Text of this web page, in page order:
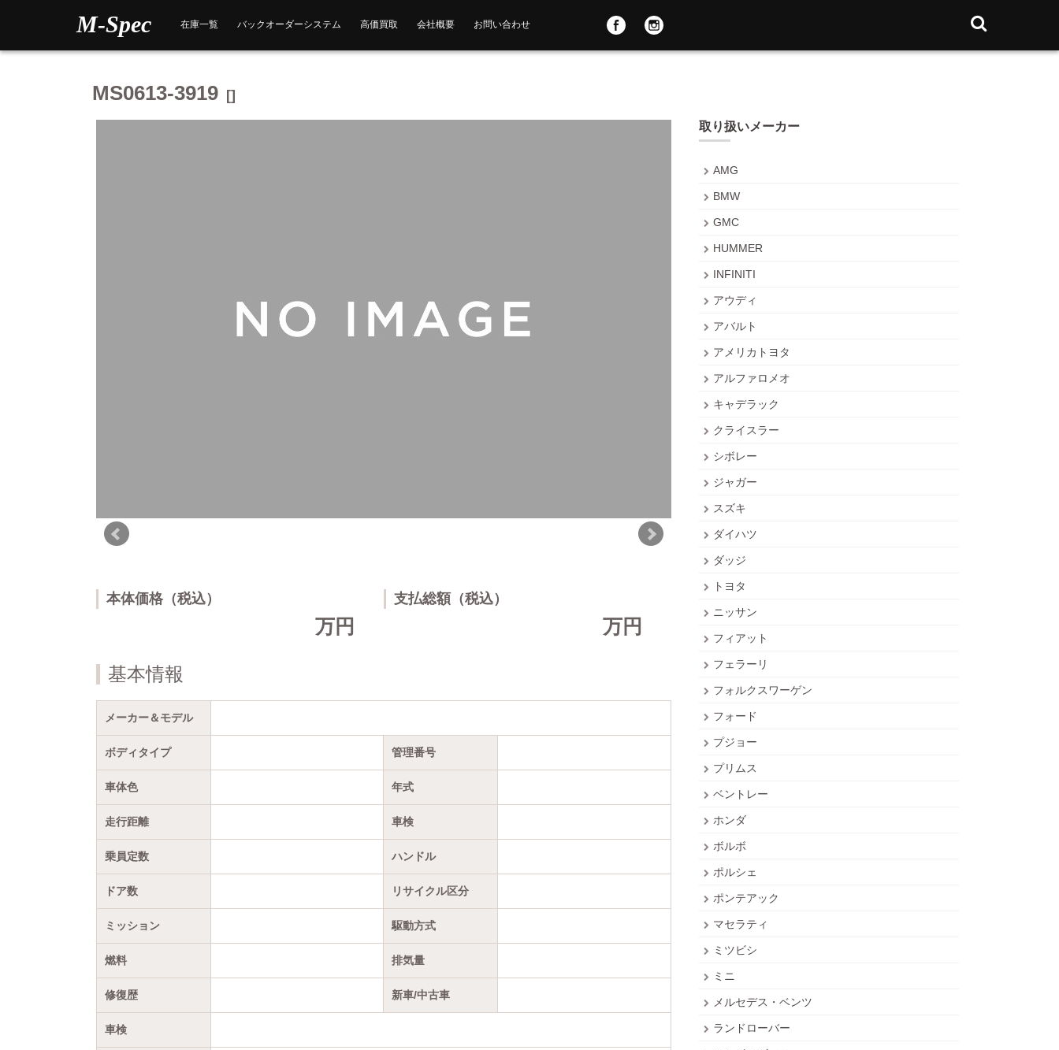
M-Spec 在庫一覧 バックオーダーシステム 高価買取 会社概要 お問い合わせ
MS0613-3919 []
本体価格（税込）
万円
支払総額（税込）
万円
基本情報
メーカー＆モデル
ボディタイプ 管理番号
車体色 年式
走行距離 車検
乗員定数 ハンドル
ドア数 リサイクル区分
ミッション 駆動方式
燃料 排気量
修復歴 新車/中古車
車検
取り扱いメーカー
AMG
BMW
GMC
HUMMER
INFINITI
アウディ
アバルト
アメリカトヨタ
アルファロメオ
キャデラック
クライスラー
シボレー
ジャガー
スズキ
ダイハツ
ダッジ
トヨタ
ニッサン
フィアット
フェラーリ
フォルクスワーゲン
フォード
プジョー
プリムス
ベントレー
ホンダ
ボルボ
ポルシェ
ポンテアック
マセラティ
ミツビシ
ミニ
メルセデス・ベンツ
ランドローバー